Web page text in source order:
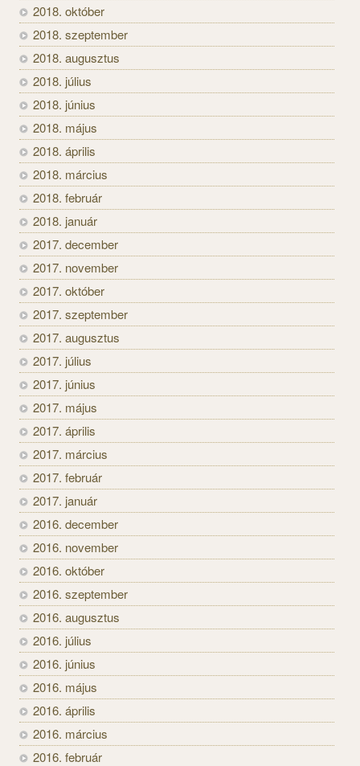
2018. október
2018. szeptember
2018. augusztus
2018. július
2018. június
2018. május
2018. április
2018. március
2018. február
2018. január
2017. december
2017. november
2017. október
2017. szeptember
2017. augusztus
2017. július
2017. június
2017. május
2017. április
2017. március
2017. február
2017. január
2016. december
2016. november
2016. október
2016. szeptember
2016. augusztus
2016. július
2016. június
2016. május
2016. április
2016. március
2016. február